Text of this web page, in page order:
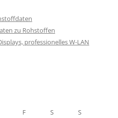
zu Rohstoffen
professionelles W-LAN
F S
S